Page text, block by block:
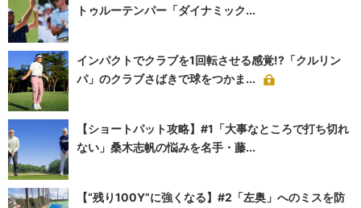
トゥルーテンパー「ダイナミック...
インパクトでクラブを1回転させる感覚!?「クルリン
パ」のクラブさばきで球をつかま...
【ショートパット攻略】#1「大事なところで打ち切れ
ない」桑木志帆の悩みを名手・藤...
【“残り100Y”に強くなる】#2「左奥」へのミスを防